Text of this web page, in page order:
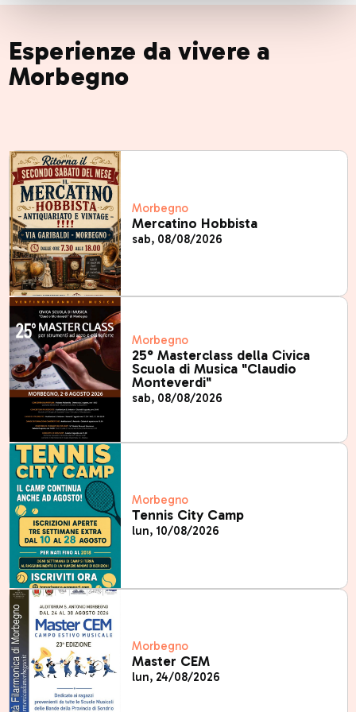
Esperienze da vivere a
Morbegno
Morbegno
Mercatino Hobbista
sab, 08/08/2026
Morbegno
25° Masterclass della Civica
Scuola di Musica "Claudio
Monteverdi"
sab, 08/08/2026
Morbegno
Tennis City Camp
lun, 10/08/2026
Morbegno
Master CEM
lun, 24/08/2026